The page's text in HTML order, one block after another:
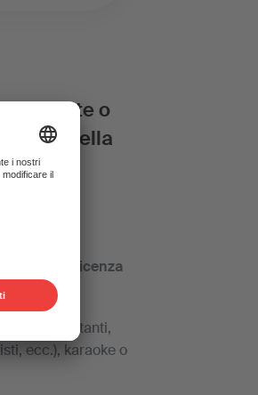
danzante o
della
di una licenza
o cantanti,
ecc.), karaoke o